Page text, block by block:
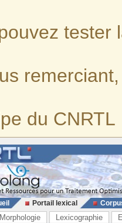
remerciant,
du CNRTL
Portail lexical
Morphologie Lexicographie